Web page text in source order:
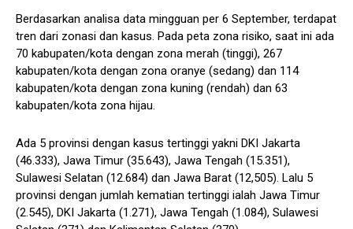
Berdasarkan analisa data mingguan per 6 September, terdapat
tren dari zonasi dan kasus. Pada peta zona risiko, saat ini ada
70 kabupaten/kota dengan zona merah (tinggi), 267
kabupaten/kota dengan zona oranye (sedang) dan 114
kabupaten/kota dengan zona kuning (rendah) dan 63
kabupaten/kota zona hijau.
Ada 5 provinsi dengan kasus tertinggi yakni DKI Jakarta
(46.333), Jawa Timur (35.643), Jawa Tengah (15.351),
Sulawesi Selatan (12.684) dan Jawa Barat (12,505). Lalu 5
provinsi dengan jumlah kematian tertinggi ialah Jawa Timur
(2.545), DKI Jakarta (1.271), Jawa Tengah (1.084), Sulawesi